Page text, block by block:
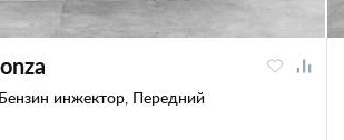
инжектор, Передний